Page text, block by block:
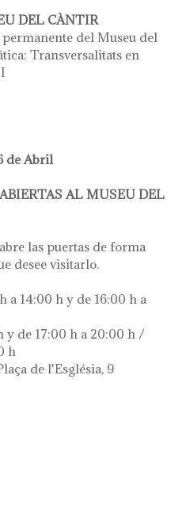
DEL CÀNTIR
del Museu del
Transversalitats en
de Abril
AL MUSEU DEL
las puertas de forma
desee visitarlo.
a 14:00 h y de 16:00 h a
y de 17:00 h a 20:00 h /
h
de l'Església, 9